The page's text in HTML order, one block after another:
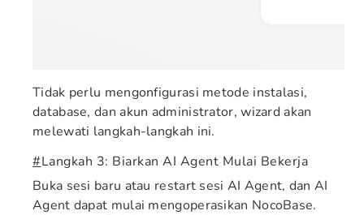
Tidak perlu mengonfigurasi metode instalasi,
database, dan akun administrator, wizard akan
melewati langkah-langkah ini.
#Langkah 3: Biarkan AI Agent Mulai Bekerja
Buka sesi baru atau restart sesi AI Agent, dan AI
Agent dapat mulai mengoperasikan NocoBase.